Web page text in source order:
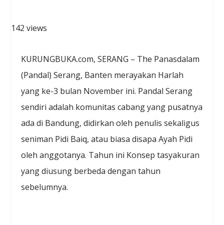
142 views
KURUNGBUKA.com, SERANG – The Panasdalam
(Pandal) Serang, Banten merayakan Harlah
yang ke-3 bulan November ini. Pandal Serang
sendiri adalah komunitas cabang yang pusatnya
ada di Bandung, didirkan oleh penulis sekaligus
seniman Pidi Baiq, atau biasa disapa Ayah Pidi
oleh anggotanya. Tahun ini Konsep tasyakuran
yang diusung berbeda dengan tahun
sebelumnya.